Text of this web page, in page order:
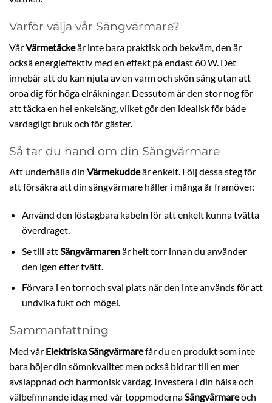
Varför välja vår Sängvärmare?
VårVärmetäckeär inte bara praktisk och bekväm, den är
också energieffektiv med en effekt på endast 60 W. Det
innebär att du kan njuta av en varm och skön säng utan att
oroa dig för höga elräkningar. Dessutom är den stor nog för
att täcka en hel enkelsäng, vilket gör den idealisk för både
vardagligt bruk och för gäster.
Så tar du hand om din Sängvärmare
Att underhålla din Värmekuddeär enkelt. Följ dessa steg för
att försäkra att din sängvärmare håller i många år framöver:
Använd den löstagbara kabeln för att enkelt kunna tvätta
överdraget.
Se till attSängvärmarenär helt torr innan du använder
den igen efter tvätt.
Förvara i en torr och sval plats när den inte används för att
undvika fukt och mögel.
Sammanfattning
Med vår Elektriska Sängvärmarefår du en produkt som inte
bara höjer din sömnkvalitet men också bidrar till en mer
avslappnad och harmonisk vardag. Investera i din hälsa och
välbefinnande idag med vår toppmodernaSängvärmareoch